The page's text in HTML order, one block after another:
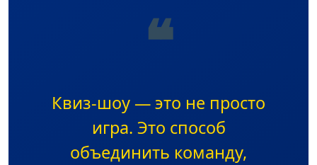
❝
Квиз-шоу — это не просто
игра. Это способ
объединить команду,